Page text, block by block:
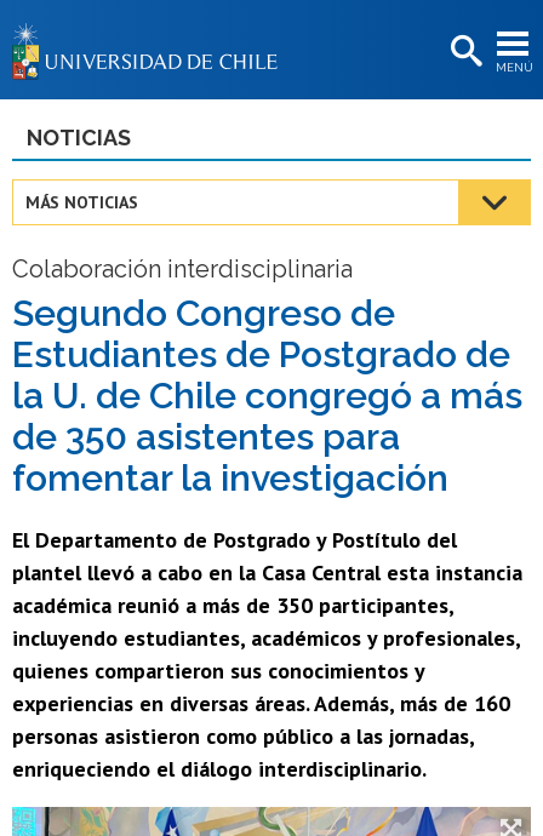
MENÚ
BIBLIOTECAS
Estudiantes
Académicas/os
Funcionarias/os
Egresadas/os
NOTICIAS
MÁS NOTICIAS
Colaboración interdisciplinaria
Segundo Congreso de
Estudiantes de Postgrado de
la U. de Chile congregó a más
de 350 asistentes para
fomentar la investigación
El Departamento de Postgrado y Postítulo del
plantel llevó a cabo en la Casa Central esta instancia
académica reunió a más de 350 participantes,
incluyendo estudiantes, académicos y profesionales,
quienes compartieron sus conocimientos y
experiencias en diversas áreas. Además, más de 160
personas asistieron como público a las jornadas,
enriqueciendo el diálogo interdisciplinario.